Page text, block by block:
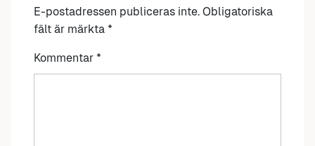
E-postadressen publiceras inte. Obligatoriska
fält är märkta *
Kommentar *